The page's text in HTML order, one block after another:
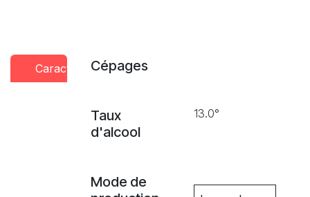
CaractéristiquesCépages
Taux
d'alcool
13.0°
Mode de